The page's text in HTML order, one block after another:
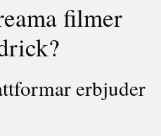
filmer
erbjuder